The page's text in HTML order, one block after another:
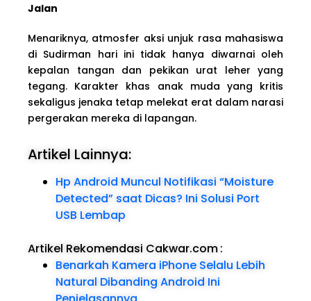
Jalan
Menariknya, atmosfer aksi unjuk rasa mahasiswa
di Sudirman hari ini tidak hanya diwarnai oleh
kepalan tangan dan pekikan urat leher yang
tegang. Karakter khas anak muda yang kritis
sekaligus jenaka tetap melekat erat dalam narasi
pergerakan mereka di lapangan.
Artikel Lainnya:
Hp Android Muncul Notifikasi “Moisture
Detected” saat Dicas? Ini Solusi Port
USB Lembap
Artikel Rekomendasi Cakwar.com:
Benarkah Kamera iPhone Selalu Lebih
Natural Dibanding Android Ini